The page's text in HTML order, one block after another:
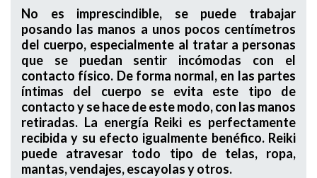
No es imprescindible, se puede trabajar
posando las manos a unos pocos centímetros
del cuerpo, especialmente al tratar a personas
que se puedan sentir incómodas con el
contacto físico. De forma normal, en las partes
íntimas del cuerpo se evita este tipo de
contacto y se hace de este modo, con las manos
retiradas. La energía Reiki es perfectamente
recibida y su efecto igualmente benéfico. Reiki
puede atravesar todo tipo de telas, ropa,
mantas, vendajes, escayolas y otros.